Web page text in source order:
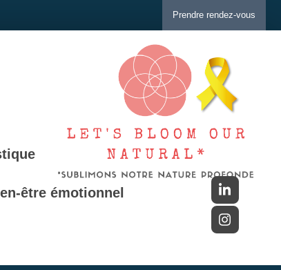
Prendre rendez-vous
être émotionnel